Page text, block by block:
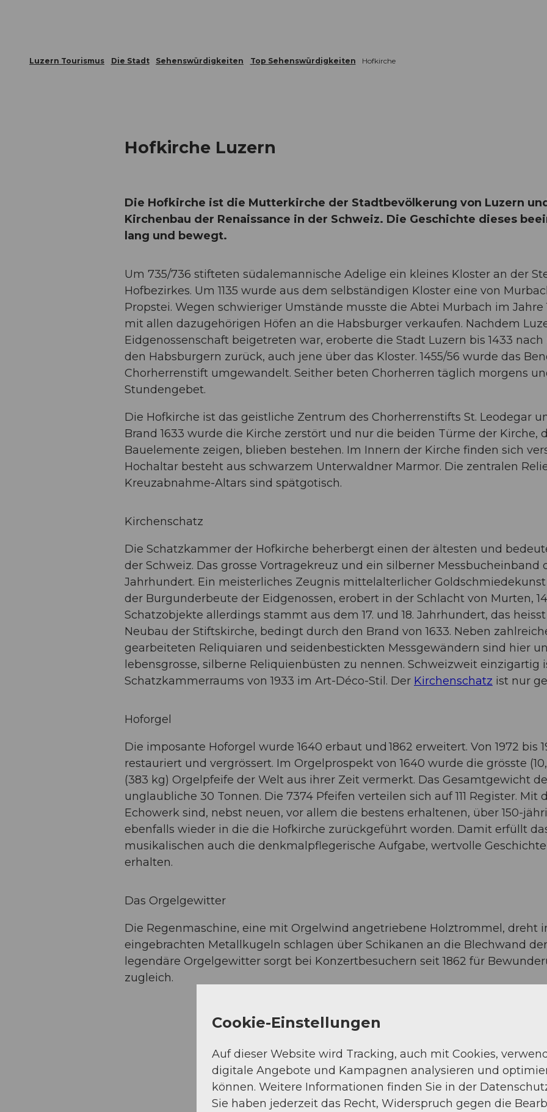
Luzern Tourismus Die Stadt Sehenswürdigkeiten Top Sehenswürdigkeiten Hofkirche
Hofkirche Luzern
Die Hofkirche ist die Mutterkirche der Stadtbevölkerung von Luzern
Kirchenbau der Renaissance in der Schweiz. Die Geschichte dieses
lang und bewegt.
Um 735/736 stifteten südalemannische Adelige ein kleines Kloster an der
Hofbezirkes. Um 1135 wurde aus dem selbständigen Kloster eine von
Propstei. Wegen schwieriger Umstände musste die Abtei Murbach im Jahre
mit allen dazugehörigen Höfen an die Habsburger verkaufen. Nachdem
Eidgenossenschaft beigetreten war, eroberte die Stadt Luzern bis 1433
den Habsburgern zurück, auch jene über das Kloster. 1455/56 wurde das
Chorherrenstift umgewandelt. Seither beten Chorherren täglich morgens
Stundengebet.
Die Hofkirche ist das geistliche Zentrum des Chorherrenstifts St. Leodegar
Brand 1633 wurde die Kirche zerstört und nur die beiden Türme der Kirche,
Bauelemente zeigen, blieben bestehen. Im Innern der Kirche finden sich
Hochaltar besteht aus schwarzem Unterwaldner Marmor. Die zentralen
Kreuzabnahme-Altars sind spätgotisch.
Kirchenschatz
Die Schatzkammer der Hofkirche beherbergt einen der ältesten und
der Schweiz. Das grosse Vortragekreuz und ein silberner Messbucheinband
Jahrhundert. Ein meisterliches Zeugnis mittelalterlicher
der Burgunderbeute der Eidgenossen, erobert in der Schlacht von Murten,
Schatzobjekte allerdings stammt aus dem 17. und 18. Jahrhundert, das
Neubau der Stiftskirche, bedingt durch den Brand von 1633. Neben
gearbeiteten Reliquiaren und seidenbestickten Messgewändern sind hier
lebensgrosse, silberne Reliquienbüsten zu nennen. Schweizweit einzigartig
Schatzkammerraums von 1933 im Art-Déco-Stil. Der Kirchenschatz ist nur
Hoforgel
Die imposante Hoforgel wurde 1640 erbaut und 1862 erweitert. Von 1972 bis
restauriert und vergrössert. Im Orgelprospekt von 1640 wurde die grösste
(383 kg) Orgelpfeife der Welt aus ihrer Zeit vermerkt. Das Gesamtgewicht
unglaubliche 30 Tonnen. Die 7374 Pfeifen verteilen sich auf 111 Register. Mit
Echowerk sind, nebst neuen, vor allem die bestens erhaltenen, über 150-
ebenfalls wieder in die die Hofkirche zurückgeführt worden. Damit erfüllt
musikalischen auch die denkmalpflegerische Aufgabe, wertvolle
erhalten.
Das Orgelgewitter
Die Regenmaschine, eine mit Orgelwind angetriebene Holztrommel, dreht
eingebrachten Metallkugeln schlagen über Schikanen an die Blechwand
legendäre Orgelgewitter sorgt bei Konzertbesuchern seit 1862 für
zugleich.
Cookie-Einstellungen
Auf dieser Website wird Tracking, auch mit Cookies,
digitale Angebote und Kampagnen analysieren und
können. Weitere Informationen finden Sie in der
Sie haben jederzeit das Recht, Widerspruch gegen die